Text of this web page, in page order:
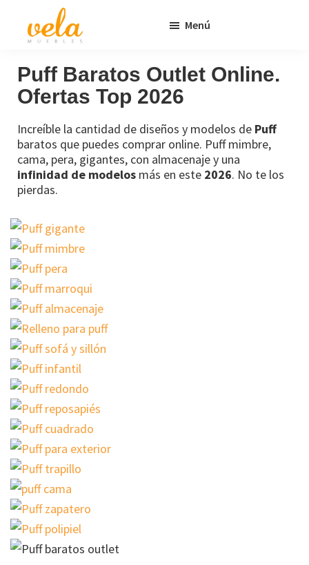
principal
página
Muebles
Baratos
Online
Outlet
Menú
Puff Baratos Outlet Online.
Ofertas Top 2026
Increíble la cantidad de diseños y modelos de Puff
baratos que puedes comprar online. Puff mimbre,
cama, pera, gigantes, con almacenaje y una
infinidad de modelos más en este 2026. No te los
pierdas.